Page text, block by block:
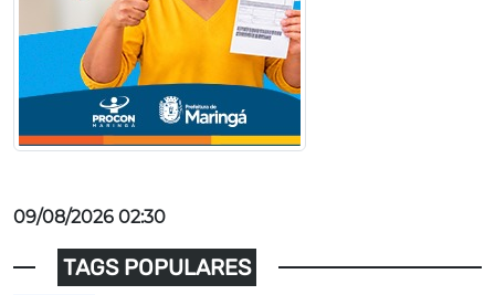
09/08/2026 02:30
TAGS POPULARES